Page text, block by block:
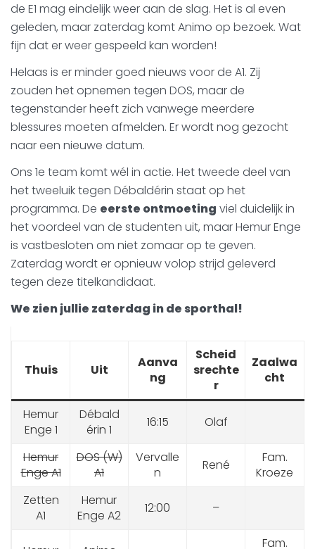
de E1 mag eindelijk weer aan de slag. Het is al even
geleden, maar zaterdag komt Animo op bezoek. Wat
fijn dat er weer gespeeld kan worden!
Helaas is er minder goed nieuws voor de A1. Zij
zouden het opnemen tegen DOS, maar de
tegenstander heeft zich vanwege meerdere
blessures moeten afmelden. Er wordt nog gezocht
naar een nieuwe datum.
Ons 1e team komt wél in actie. Het tweede deel van
het tweeluik tegen Débaldérin staat op het
programma. De eerste ontmoeting viel duidelijk in
het voordeel van de studenten uit, maar Hemur Enge
is vastbesloten om niet zomaar op te geven.
Zaterdag wordt er opnieuw volop strijd geleverd
tegen deze titelkandidaat.
We zien jullie zaterdag in de sporthal!
Thuis Uit
Aanva
ng
Scheid
srechte
r
Zaalwa
cht
Hemur
Enge 1
Débald
érin 1
16:15 Olaf
Hemur
Enge A1
DOS (W)
A1
Vervalle
n
René
Fam.
Kroeze
Zetten
A1
Hemur
Enge A2
12:00 –
Fam.